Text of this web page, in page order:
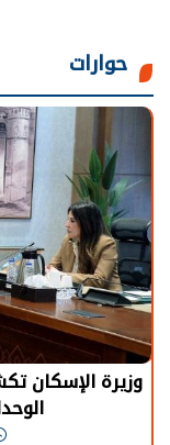
حوارات
وزيرة الإسكان